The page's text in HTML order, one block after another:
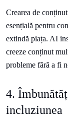
Crearea de
esențială pentru
extindă piața. AI
creeze conținut
probleme fără a fi
4.
incluziunea